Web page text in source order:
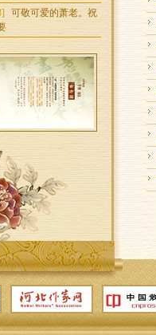
可敬可爱的萧老。祝